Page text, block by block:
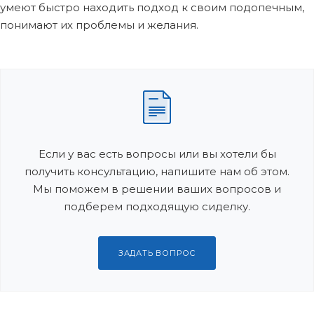
умеют быстро находить подход к своим подопечным,
понимают их проблемы и желания.
Если у вас есть вопросы или вы хотели бы
получить консультацию, напишите нам об этом.
Мы поможем в решении ваших вопросов и
подберем подходящую сиделку.
ЗАДАТЬ ВОПРОС